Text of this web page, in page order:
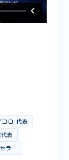
コロ 代表
表
ラー